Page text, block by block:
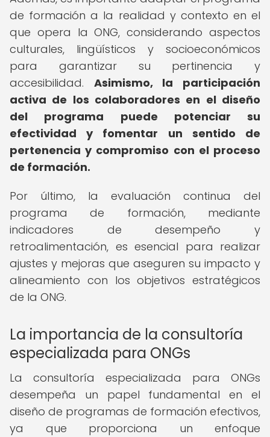
de formación a la realidad y contexto en el
que opera la ONG, considerando aspectos
culturales, lingüísticos y socioeconómicos
para garantizar su pertinencia y
accesibilidad. Asimismo, la participación
activa de los colaboradores en el diseño
del programa puede potenciar su
efectividad y fomentar un sentido de
pertenencia y compromiso con el proceso
de formación.
Por último, la evaluación continua del
programa de formación, mediante
indicadores de desempeño y
retroalimentación, es esencial para realizar
ajustes y mejoras que aseguren su impacto y
alineamiento con los objetivos estratégicos
de la ONG.
La importancia de la consultoría
especializada para ONGs
La consultoría especializada para ONGs
desempeña un papel fundamental en el
diseño de programas de formación efectivos,
ya que proporciona un enfoque